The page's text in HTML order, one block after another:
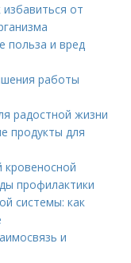
от
польза и вред
работы
радостной жизни
продукты для
кровеносной
профилактики
системы: как
и